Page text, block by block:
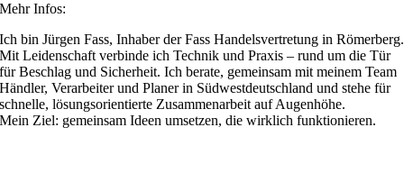
Mehr Infos:
Ich bin Jürgen Fass, Inhaber der Fass Handelsvertretung in Römerberg.
Mit Leidenschaft verbinde ich Technik und Praxis – rund um die Tür
für Beschlag und Sicherheit. Ich berate, gemeinsam mit meinem Team
Händler, Verarbeiter und Planer in Südwestdeutschland und stehe für
schnelle, lösungsorientierte Zusammenarbeit auf Augenhöhe.
Mein Ziel: gemeinsam Ideen umsetzen, die wirklich funktionieren.